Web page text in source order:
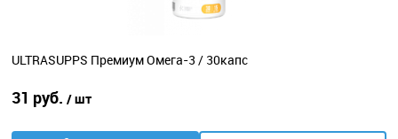
ULTRASUPPS Премиум Омега-3 / 30капс
31 руб. / шт